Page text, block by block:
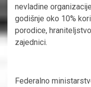
nevladine
godišnje oko 10%
porodice,
zajednici.
Federalno